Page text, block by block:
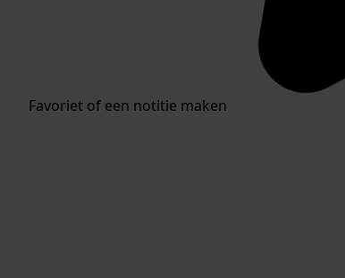
Favoriet of een notitie maken